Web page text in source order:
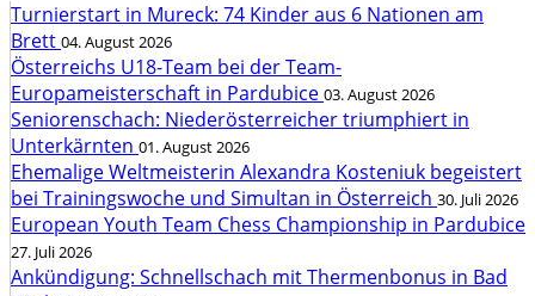
Turnierstart in Mureck: 74 Kinder aus 6 Nationen am
Brett 04. August 2026
Österreichs U18-Team bei der Team-
Europameisterschaft in Pardubice 03. August 2026
Seniorenschach: Niederösterreicher triumphiert in
Unterkärnten 01. August 2026
Ehemalige Weltmeisterin Alexandra Kosteniuk begeistert
bei Trainingswoche und Simultan in Österreich 30. Juli 2026
European Youth Team Chess Championship in Pardubice
27. Juli 2026
Ankündigung: Schnellschach mit Thermenbonus in Bad